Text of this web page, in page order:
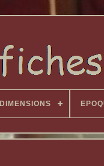
DIMENSIONS